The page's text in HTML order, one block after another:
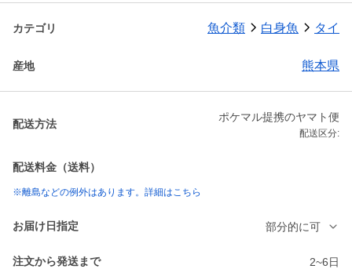
カテゴリ 魚介類 白身魚 タイ
産地 熊本県
配送方法
ポケマル提携のヤマト便
配送区分:
配送料金（送料）
※離島などの例外はあります。詳細はこちら
お届け日指定 部分的に可
注文から発送まで 2~6日